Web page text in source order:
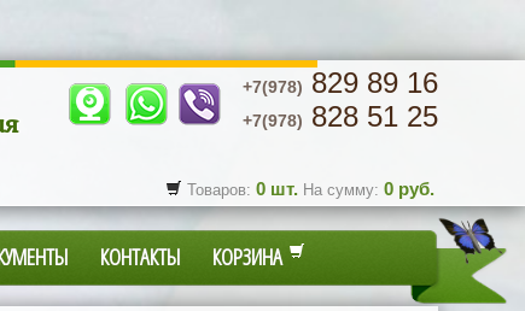
+7(978) 829 89 16
+7(978) 828 51 25
Товаров: 0 шт. На сумму: 0 руб.
КОНТАКТЫ КОРЗИНА